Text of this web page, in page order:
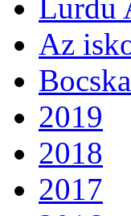
Lurdu
Az
2019
2018
2017